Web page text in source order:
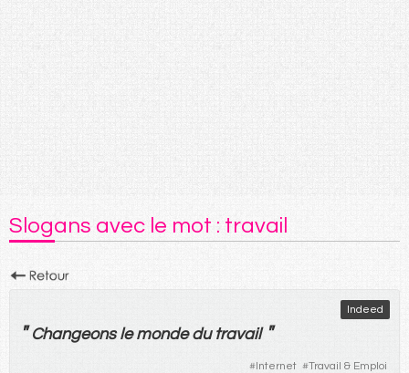
Slogans avec le mot : travail
Indeed
" Changeons le monde du travail "
#Internet #Travail & Emploi